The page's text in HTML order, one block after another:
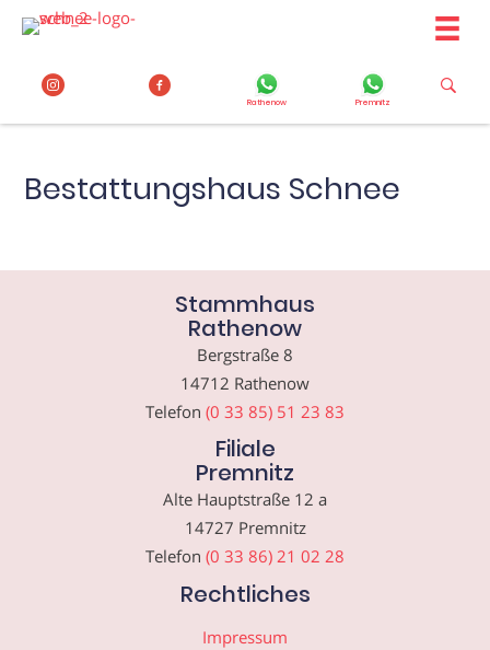
Zum
Inhalt
springen
Rathenow Premnitz
Bestattungshaus Schnee
Stammhaus
Rathenow
Bergstraße 8
14712 Rathenow
Telefon (0 33 85) 51 23 83
Filiale
Premnitz
Alte Hauptstraße 12 a
14727 Premnitz
Telefon (0 33 86) 21 02 28
Rechtliches
Impressum